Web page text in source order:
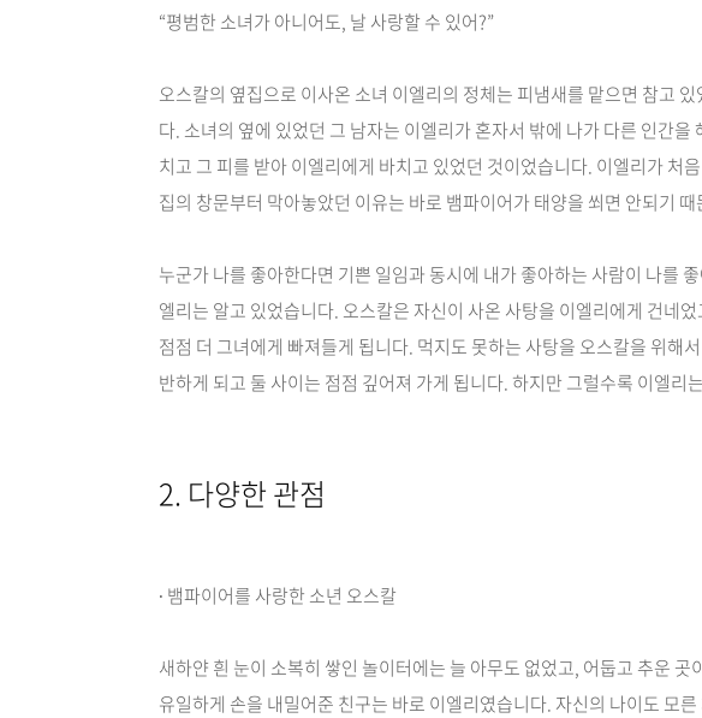
“평범한 소녀가 아니어도, 날 사랑할 수 있어?”
오스칼의 옆집으로 이사온 소녀 이엘리의 정체는 피냄새를 맡으면 참고
다. 소녀의 옆에 있었던 그 남자는 이엘리가 혼자서 밖에 나가 다른 인간
치고 그 피를 받아 이엘리에게 바치고 있었던 것이었습니다. 이엘리가 처
집의 창문부터 막아놓았던 이유는 바로 뱀파이어가 태양을 쐬면 안되기
누군가 나를 좋아한다면 기쁜 일임과 동시에 내가 좋아하는 사람이 나를
엘리는 알고 있었습니다. 오스칼은 자신이 사온 사탕을 이엘리에게 건네
점점 더 그녀에게 빠져들게 됩니다. 먹지도 못하는 사탕을 오스칼을 위해
반하게 되고 둘 사이는 점점 깊어져 가게 됩니다. 하지만 그럴수록 이엘리
2. 다양한 관점
∙ 뱀파이어를 사랑한 소년 오스칼
새하얀 흰 눈이 소복히 쌓인 놀이터에는 늘 아무도 없었고, 어둡고 추운
유일하게 손을 내밀어준 친구는 바로 이엘리였습니다. 자신의 나이도 모